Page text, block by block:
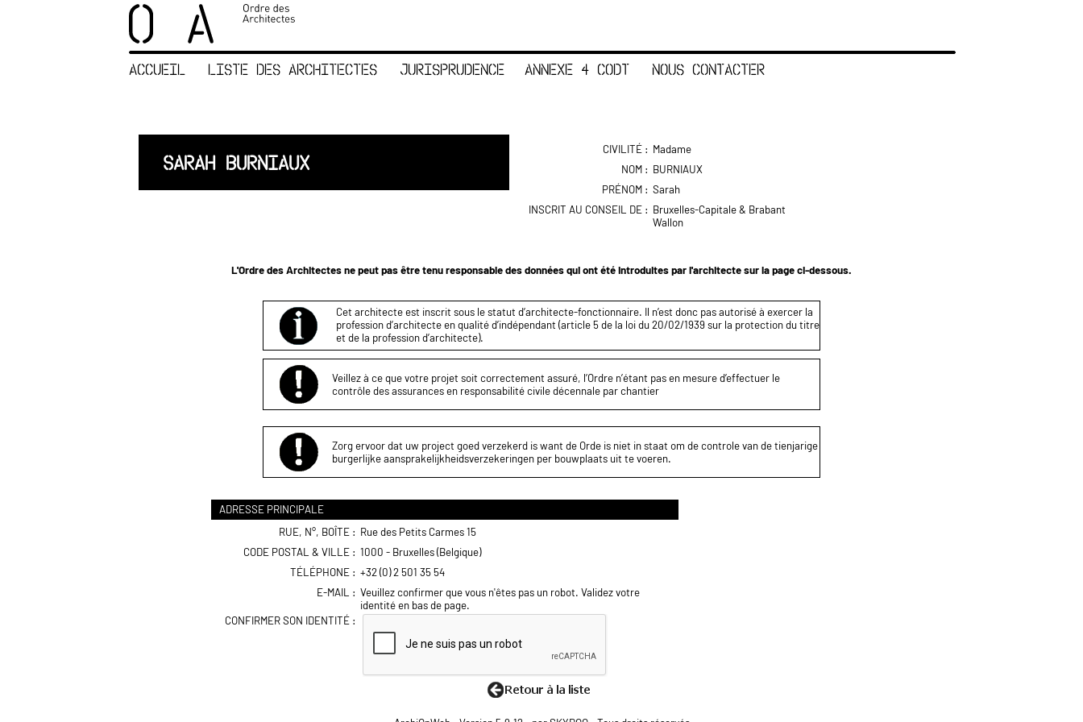
ACCUEIL LISTE DES ARCHITECTES JURISPRUDENCE ANNEXE 4 CODT NOUS CONTACTER
SARAH BURNIAUX
CIVILITÉ : Madame
NOM : BURNIAUX
PRÉNOM : Sarah
INSCRIT AU CONSEIL DE : Bruxelles-Capitale & Brabant
Wallon
L'Ordre des Architectes ne peut pas être tenu responsable des données qui ont été introduites par l'architecte sur la page ci-dessous.
Cet architecte est inscrit sous le statut d’architecte-fonctionnaire. Il n’est donc pas autorisé à exercer la
profession d’architecte en qualité d’indépendant (article 5 de la loi du 20/02/1939 sur la protection du titre
et de la profession d’architecte).
Veillez à ce que votre projet soit correctement assuré, l’Ordre n’étant pas en mesure d’effectuer le
contrôle des assurances en responsabilité civile décennale par chantier
Zorg ervoor dat uw project goed verzekerd is want de Orde is niet in staat om de controle van de tienjarige
burgerlijke aansprakelijkheidsverzekeringen per bouwplaats uit te voeren.
ADRESSE PRINCIPALE
RUE, N°, BOÎTE : Rue des Petits Carmes 15
CODE POSTAL & VILLE : 1000 - Bruxelles (Belgique)
TÉLÉPHONE : +32 (0) 2 501 35 54
E-MAIL : Veuillez confirmer que vous n'êtes pas un robot. Validez votre
identité en bas de page.
CONFIRMER SON IDENTITÉ :